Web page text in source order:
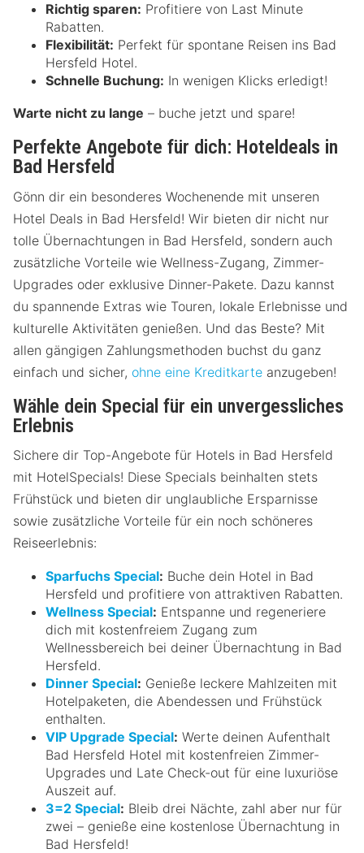
Richtig sparen: Profitiere von Last Minute
Rabatten.
Flexibilität: Perfekt für spontane Reisen ins Bad
Hersfeld Hotel.
Schnelle Buchung: In wenigen Klicks erledigt!
Warte nicht zu lange – buche jetzt und spare!
Perfekte Angebote für dich: Hoteldeals in
Bad Hersfeld
Gönn dir ein besonderes Wochenende mit unseren
Hotel Deals in Bad Hersfeld! Wir bieten dir nicht nur
tolle Übernachtungen in Bad Hersfeld, sondern auch
zusätzliche Vorteile wie Wellness-Zugang, Zimmer-
Upgrades oder exklusive Dinner-Pakete. Dazu kannst
du spannende Extras wie Touren, lokale Erlebnisse und
kulturelle Aktivitäten genießen. Und das Beste? Mit
allen gängigen Zahlungsmethoden buchst du ganz
einfach und sicher, ohne eine Kreditkarte anzugeben!
Wähle dein Special für ein unvergessliches
Erlebnis
Sichere dir Top-Angebote für Hotels in Bad Hersfeld
mit HotelSpecials! Diese Specials beinhalten stets
Frühstück und bieten dir unglaubliche Ersparnisse
sowie zusätzliche Vorteile für ein noch schöneres
Reiseerlebnis:
Sparfuchs Special: Buche dein Hotel in Bad
Hersfeld und profitiere von attraktiven Rabatten.
Wellness Special: Entspanne und regeneriere
dich mit kostenfreiem Zugang zum
Wellnessbereich bei deiner Übernachtung in Bad
Hersfeld.
Dinner Special: Genieße leckere Mahlzeiten mit
Hotelpaketen, die Abendessen und Frühstück
enthalten.
VIP Upgrade Special: Werte deinen Aufenthalt
Bad Hersfeld Hotel mit kostenfreien Zimmer-
Upgrades und Late Check-out für eine luxuriöse
Auszeit auf.
3=2 Special: Bleib drei Nächte, zahl aber nur für
zwei – genieße eine kostenlose Übernachtung in
Bad Hersfeld!